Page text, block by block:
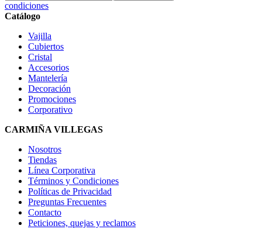
condiciones
Catálogo
Vajilla
Cubiertos
Cristal
Accesorios
Mantelería
Decoración
Promociones
Corporativo
CARMIÑA VILLEGAS
Nosotros
Tiendas
Línea Corporativa
Términos y Condiciones
Políticas de Privacidad
Preguntas Frecuentes
Contacto
Peticiones, quejas y reclamos